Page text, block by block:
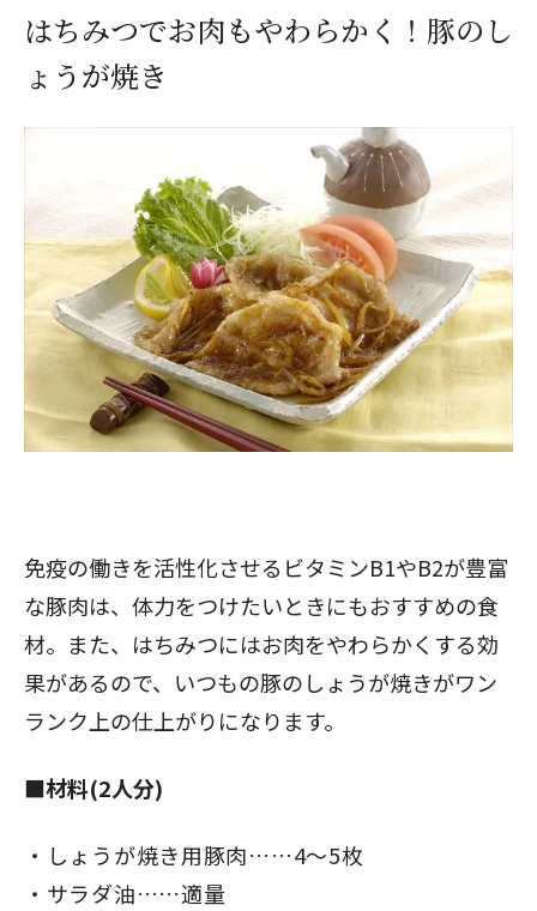
はちみつでお肉もやわらかく！豚のし
ょうが焼き
免疫の働きを活性化させるビタミンB1やB2が豊富
な豚肉は、体力をつけたいときにもおすすめの食
材。また、はちみつにはお肉をやわらかくする効
果があるので、いつもの豚のしょうが焼きがワン
ランク上の仕上がりになります。
■材料(2人分)
しょうが焼き用豚肉……4～5枚
サラダ油……適量